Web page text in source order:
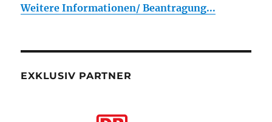
Weitere Informationen/ Beantragung...
EXKLUSIV PARTNER